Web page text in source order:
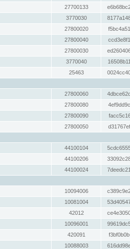
27700133
3770030
27800020
27800040
27800030
3770040
25463
27800060
27800080
27800090
27800050
44100104
44100206
44100024
10094006
10081004
42012
10096001
420091
10088003